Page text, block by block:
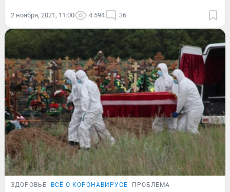
2 ноября, 2021, 11:00 4 594 36
ЗДОРОВЬЕ ВСЁ О КОРОНАВИРУСЕ ПРОБЛЕМА